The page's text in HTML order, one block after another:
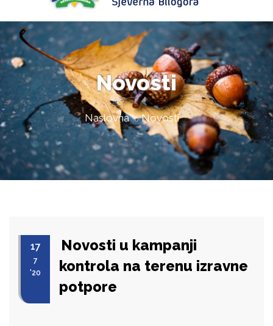
Novosti
Naslovna Novosti
17
7
'20
Novosti u kampanji
kontrola na terenu izravne
potpore